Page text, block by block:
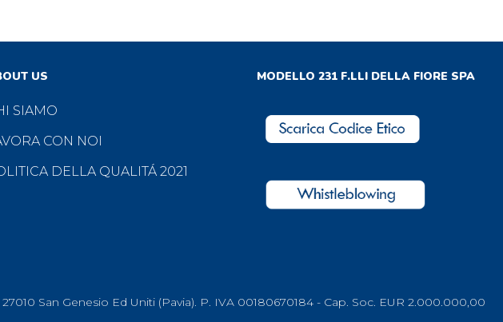
US
SIAMO
CON NOI
DELLA QUALITÁ 2021
MODELLO 231 F.LLI DELLA FIORE SPA
San Genesio Ed Uniti (Pavia). P. IVA 00180670184 - Cap. Soc. EUR 2.000.000,00